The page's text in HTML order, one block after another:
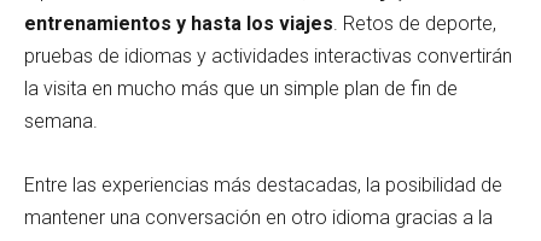
entrenamientos y hasta los viajes. Retos de deporte,
pruebas de idiomas y actividades interactivas convertirán
la visita en mucho más que un simple plan de fin de
semana.
Entre las experiencias más destacadas, la posibilidad de
mantener una conversación en otro idioma gracias a la